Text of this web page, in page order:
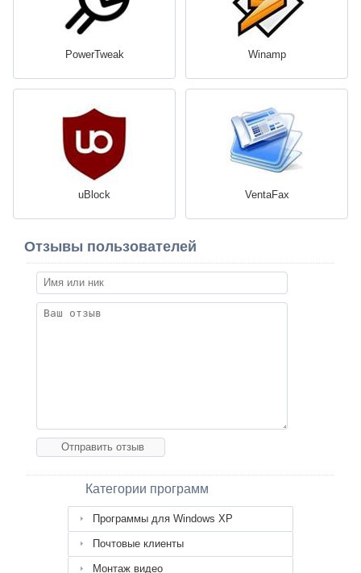
PowerTweak Winamp
uBlock VentaFax
Отзывы пользователей
Категории программ
Программы для Windows XP
Почтовые клиенты
Монтаж видео